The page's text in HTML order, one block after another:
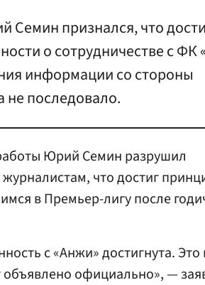
Семин признался, что
о сотрудничестве с ФК
информации со стороны
не последовало.
Юрий Семин разрушил
что достиг
в Премьер-лигу после
с «Анжи» достигнута. Это
официально», —